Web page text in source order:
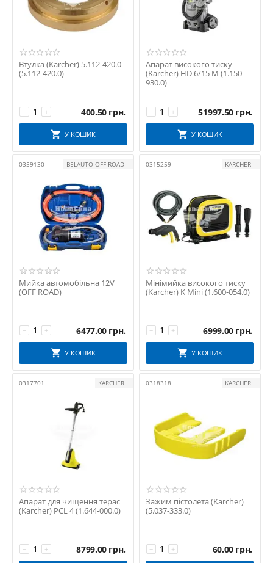
Втулка (Karcher) 5.112-420.0
(5.112-420.0)
+
− 400.50 грн.
У КОШИК
Апарат високого тиску
(Karcher) HD 6/15 M (1.150-
930.0)
+
− 51997.50 грн.
У КОШИК
0359130 BELAUTO OFF ROAD
Мийка автомобільна 12V
(OFF ROAD)
+
− 6477.00 грн.
У КОШИК
0315259 KARCHER
Мінімийка високого тиску
(Karcher) K Mini (1.600-054.0)
+
− 6999.00 грн.
У КОШИК
0317701 KARCHER
Апарат для чищення терас
(Karcher) PCL 4 (1.644-000.0)
+
− 8799.00 грн.
0318318 KARCHER
Зажим пістолета (Karcher)
(5.037-333.0)
+
− 60.00 грн.